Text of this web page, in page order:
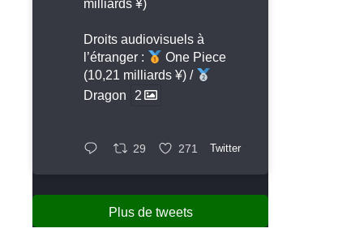
milliards ¥)
Droits audiovisuels à
l’étranger :
One Piece
(10,21 milliards ¥) /
Dragon
2
29 271 Twitter
Plus de tweets